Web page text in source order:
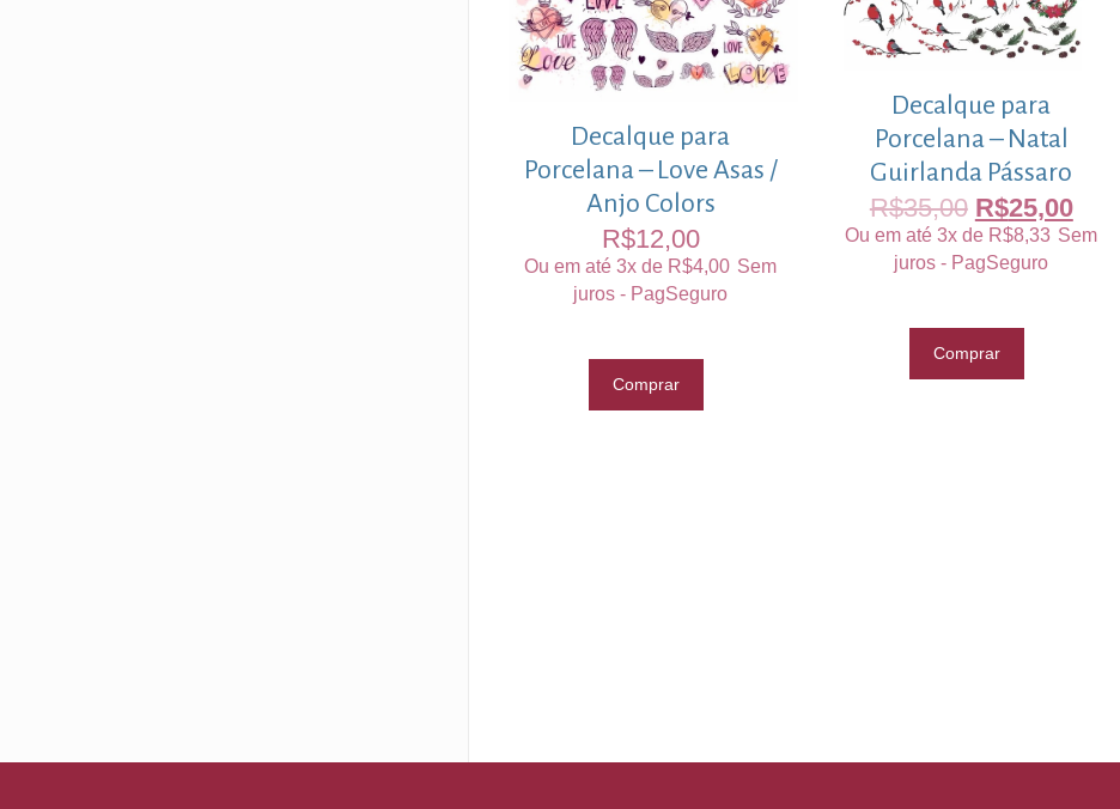
Decalque para
Porcelana – Love Asas /
Anjo Colors
R$12,00
Ou em até 3x de R$4,00 Sem
juros - PagSeguro
Comprar
Decalque para
Porcelana – Natal
Guirlanda Pássaro
R$35,00 R$25,00
Ou em até 3x de R$8,33 Sem
juros - PagSeguro
Comprar